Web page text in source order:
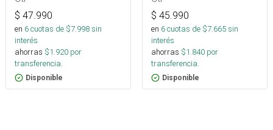
$ 47.990
en 6cuotas de $7.998sin
interés
ahorras $1.920 por
transferencia.
Disponible
$ 45.990
en 6cuotas de $7.665sin
interés
ahorras $1.840 por
transferencia.
Disponible